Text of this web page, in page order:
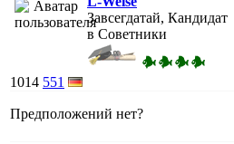
Завсегдатай, Кандидат
в Советники
1014 551
Предположений нет?